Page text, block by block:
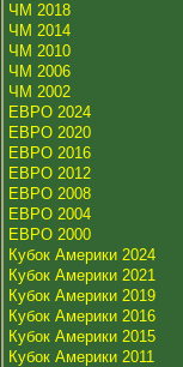
ЧМ 2018
ЧМ 2014
ЧМ 2010
ЧМ 2006
ЧМ 2002
ЕВРО 2024
ЕВРО 2020
ЕВРО 2016
ЕВРО 2012
ЕВРО 2008
ЕВРО 2004
ЕВРО 2000
Кубок Америки 2024
Кубок Америки 2021
Кубок Америки 2019
Кубок Америки 2016
Кубок Америки 2015
Кубок Америки 2011